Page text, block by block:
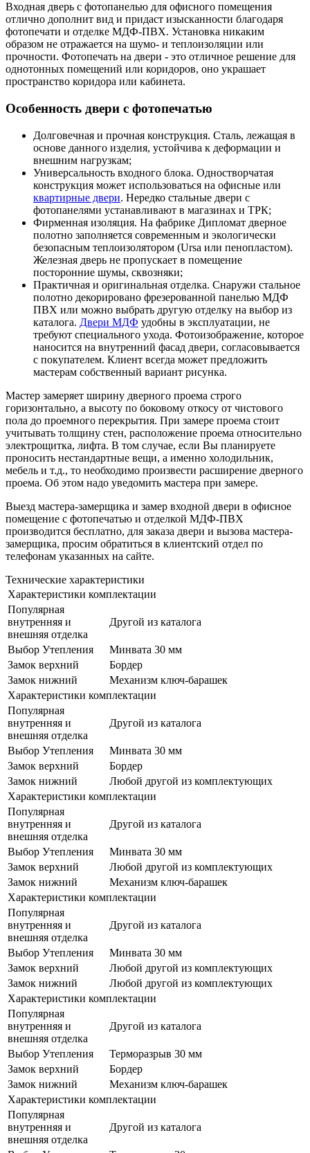
Входная дверь с фотопанелью для офисного помещения
отлично дополнит вид и придаст изысканности благодаря
фотопечати и отделке МДФ-ПВХ. Установка никаким
образом не отражается на шумо- и теплоизоляции или
прочности. Фотопечать на двери - это отличное решение для
однотонных помещений или коридоров, оно украшает
пространство коридора или кабинета.
Особенность двери с фотопечатью
Долговечная и прочная конструкция. Сталь, лежащая в
основе данного изделия, устойчива к деформации и
внешним нагрузкам;
Универсальность входного блока. Одностворчатая
конструкция может использоваться на офисные или
квартирные двери. Нередко стальные двери с
фотопанелями устанавливают в магазинах и ТРК;
Фирменная изоляция. На фабрике Дипломат дверное
полотно заполняется современным и экологически
безопасным теплоизолятором (Ursa или пенопластом).
Железная дверь не пропускает в помещение
посторонние шумы, сквозняки;
Практичная и оригинальная отделка. Снаружи стальное
полотно декорировано фрезерованной панелью МДФ
ПВХ или можно выбрать другую отделку на выбор из
каталога. Двери МДФ удобны в эксплуатации, не
требуют специального ухода. Фотоизображение, которое
наносится на внутренний фасад двери, согласовывается
с покупателем. Клиент всегда может предложить
мастерам собственный вариант рисунка.
Мастер замеряет ширину дверного проема строго
горизонтально, а высоту по боковому откосу от чистового
пола до проемного перекрытия. При замере проема стоит
учитывать толщину стен, расположение проема относительно
электрощитка, лифта. В том случае, если Вы планируете
проносить нестандартные вещи, а именно холодильник,
мебель и т.д., то необходимо произвести расширение дверного
проема. Об этом надо уведомить мастера при замере.
Выезд мастера-замерщика и замер входной двери в офисное
помещение с фотопечатью и отделкой МДФ-ПВХ
производится бесплатно, для заказа двери и вызова мастера-
замерщика, просим обратиться в клиентский отдел по
телефонам указанных на сайте.
Технические характеристики
Характеристики комплектации
Популярная
внутренняя и
внешняя отделка
Другой из каталога
Выбор Утепления
Минвата 30 мм
Замок верхний
Бордер
Замок нижний
Механизм ключ-барашек
Характеристики комплектации
Популярная
внутренняя и
внешняя отделка
Другой из каталога
Выбор Утепления
Минвата 30 мм
Замок верхний
Бордер
Замок нижний
Любой другой из комплектующих
Характеристики комплектации
Популярная
внутренняя и
внешняя отделка
Другой из каталога
Выбор Утепления
Минвата 30 мм
Замок верхний
Любой другой из комплектующих
Замок нижний
Механизм ключ-барашек
Характеристики комплектации
Популярная
внутренняя и
внешняя отделка
Другой из каталога
Выбор Утепления
Минвата 30 мм
Замок верхний
Любой другой из комплектующих
Замок нижний
Любой другой из комплектующих
Характеристики комплектации
Популярная
внутренняя и
внешняя отделка
Другой из каталога
Выбор Утепления
Терморазрыв 30 мм
Замок верхний
Бордер
Замок нижний
Механизм ключ-барашек
Характеристики комплектации
Популярная
внутренняя и
внешняя отделка
Другой из каталога